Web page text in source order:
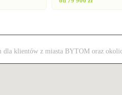
dla klientów z miasta BYTOM oraz